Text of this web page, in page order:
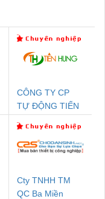
CÔNG TY CP
TỰ ĐỘNG TIẾN
Cty TNHH TM
QC Ba Miền